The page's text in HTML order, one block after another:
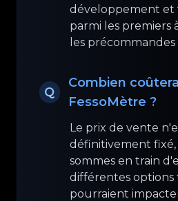
développement et
parmi les premiers
les
Q
Combien
FessoMètre ?
Le prix de vente
définitivement fixé,
sommes en train
différentes options
pourraient